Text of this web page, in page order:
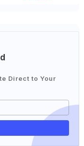
Direct to Your